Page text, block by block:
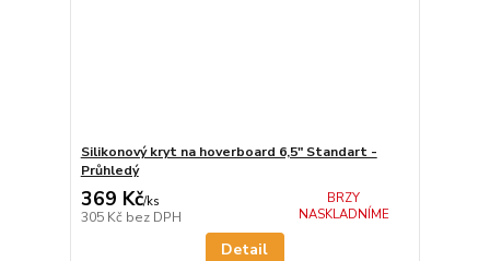
Silikonový kryt na hoverboard 6,5" Standart -
Průhledý
369 Kč/ks
305 Kč bez DPH
BRZY
NASKLADNÍME
Detail